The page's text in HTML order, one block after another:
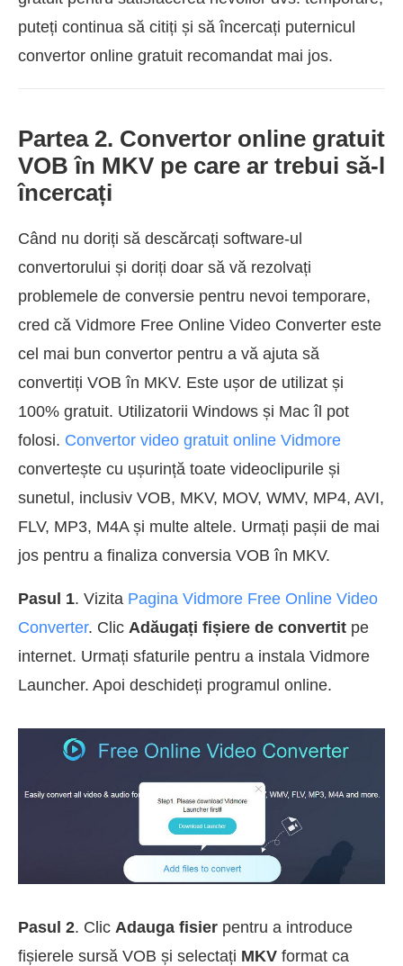
puteți continua să citiți și să încercați puternicul
convertor online gratuit recomandat mai jos.
Partea 2. Convertor online gratuit
VOB în MKV pe care ar trebui să-l
încercați
Când nu doriți să descărcați software-ul
convertorului și doriți doar să vă rezolvați
problemele de conversie pentru nevoi temporare,
cred că Vidmore Free Online Video Converter este
cel mai bun convertor pentru a vă ajuta să
convertiți VOB în MKV. Este ușor de utilizat și
100% gratuit. Utilizatorii Windows și Mac îl pot
folosi. Convertor video gratuit online Vidmore
convertește cu ușurință toate videoclipurile și
sunetul, inclusiv VOB, MKV, MOV, WMV, MP4, AVI,
FLV, MP3, M4A și multe altele. Urmați pașii de mai
jos pentru a finaliza conversia VOB în MKV.
Pasul 1. Vizita Pagina Vidmore Free Online Video
Converter. Clic Adăugați fișiere de convertit pe
internet. Urmați sfaturile pentru a instala Vidmore
Launcher. Apoi deschideți programul online.
Pasul 2. Clic Adauga fisier pentru a introduce
fișierele sursă VOB și selectați MKV format ca